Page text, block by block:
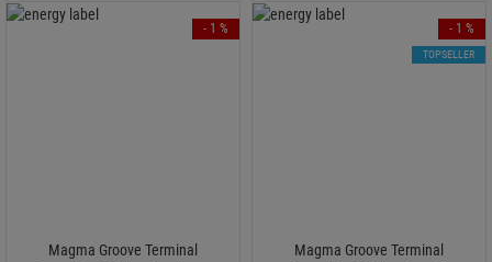
Magma Groove Terminal
- 1 %
Magma Groove Terminal
- 1 %
TOPSELLER